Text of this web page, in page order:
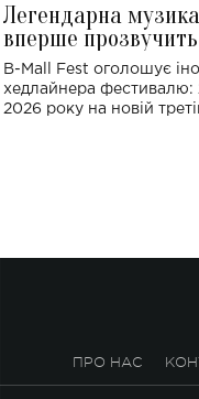
Легендарна
вперше
Україні: де
B-Mall Fest оголошує
хедлайнера фестивалю:
2026 року на новій
ПРО НАС